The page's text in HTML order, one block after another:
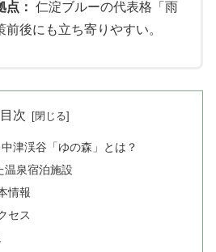
点： 仁淀ブルーの代表格「雨
後にも立ち寄りやすい。
目次
津渓谷「ゆの森」とは？
温泉宿泊施設
情報
セス